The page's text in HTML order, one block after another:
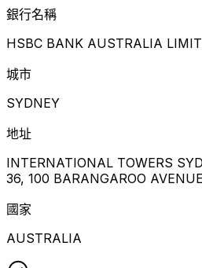
銀行名稱
HSBC BANK AUSTRALIA
城市
SYDNEY
地址
INTERNATIONAL TOWERS
36, 100 BARANGAROO
國家
AUSTRALIA